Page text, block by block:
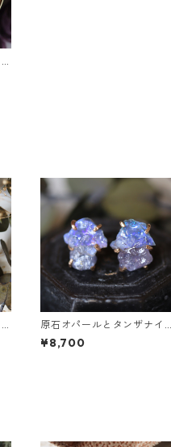
原石オパールとタンザナイ
トのピアス
¥8,700